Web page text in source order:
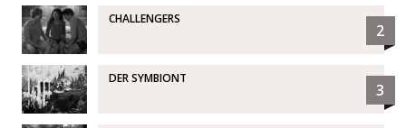
CHALLENGERS
2
DER SYMBIONT
3